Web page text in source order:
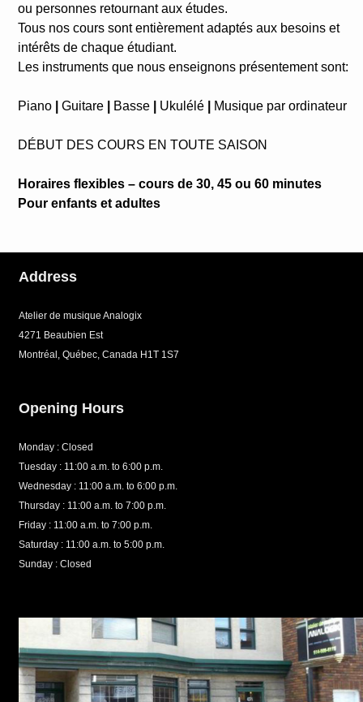
ou personnes retournant aux études.
Tous nos cours sont entièrement adaptés aux besoins et
intérêts de chaque étudiant.
Les instruments que nous enseignons présentement sont:
Piano Guitare Basse Ukulélé Musique par ordinateur
DÉBUT DES COURS EN TOUTE SAISON
Horaires flexibles – cours de 30, 45 ou 60 minutes
Pour enfants et adultes
Address
Atelier de musique Analogix
4271 Beaubien Est
Montréal, Québec, Canada H1T 1S7
Opening Hours
Monday : Closed
Tuesday : 11:00 a.m. to 6:00 p.m.
Wednesday : 11:00 a.m. to 6:00 p.m.
Thursday : 11:00 a.m. to 7:00 p.m.
Friday : 11:00 a.m. to 7:00 p.m.
Saturday : 11:00 a.m. to 5:00 p.m.
Sunday : Closed